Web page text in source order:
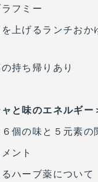
フミー
上げるランチおか
持ち帰りあり
と味のエネルギー
個の味と５元素の
ント
ハーブ薬について